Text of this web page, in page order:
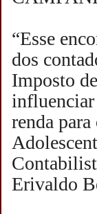
“Esse
dos
Imposto
influenciar
renda
Erivaldo